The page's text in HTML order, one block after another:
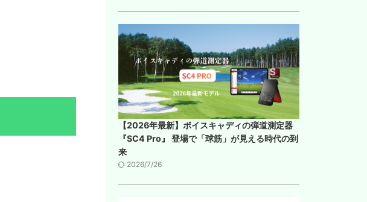
【2026年最新】ボイスキャディの弾道測定器
『SC4 Pro』 登場で「球筋」が見える時代の到
来
2026/7/26